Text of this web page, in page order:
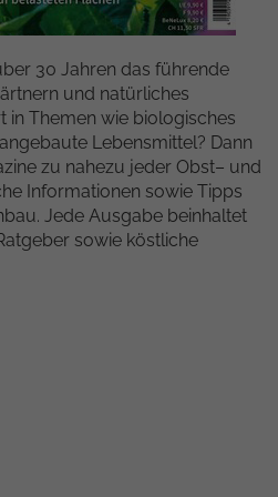
30 Jahren das führende
und natürliches
in Themen wie biologisches
Lebensmittel? Dann
zu nahezu jeder Obst– und
Informationen sowie Tipps
Jede Ausgabe beinhaltet
sowie köstliche
ist ein Standard-Session-
TYPO3. Es speichert im Falle
Logins die Session-ID. So
eingeloggte Benutzer
werden und es wird ihm
geschützten Bereichen
zu berechnen und die
der Website zu verfolgen.
speichern Informationen
weisen eine randoly
Nummer zu, um eindeutige
zu identifizieren.
wird von Google Analytics